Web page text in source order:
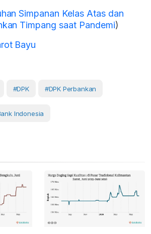
Simpanan Kelas Atas dan
Timpang saat Pandemi)
Bayu
#DPK #DPK Perbankan
Indonesia